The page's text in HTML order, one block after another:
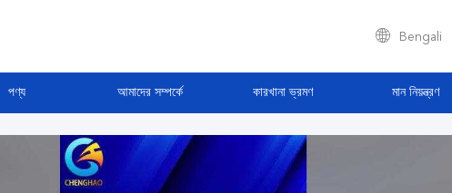
Bengali
পণ্য আমাদের সম্পর্কে কারখানা ভ্রমণ মান নিয়ন্ত্রণ